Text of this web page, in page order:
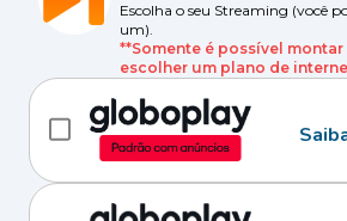
Escolha o seu Streaming (você
um).
**Somente é possível
escolher um plano de